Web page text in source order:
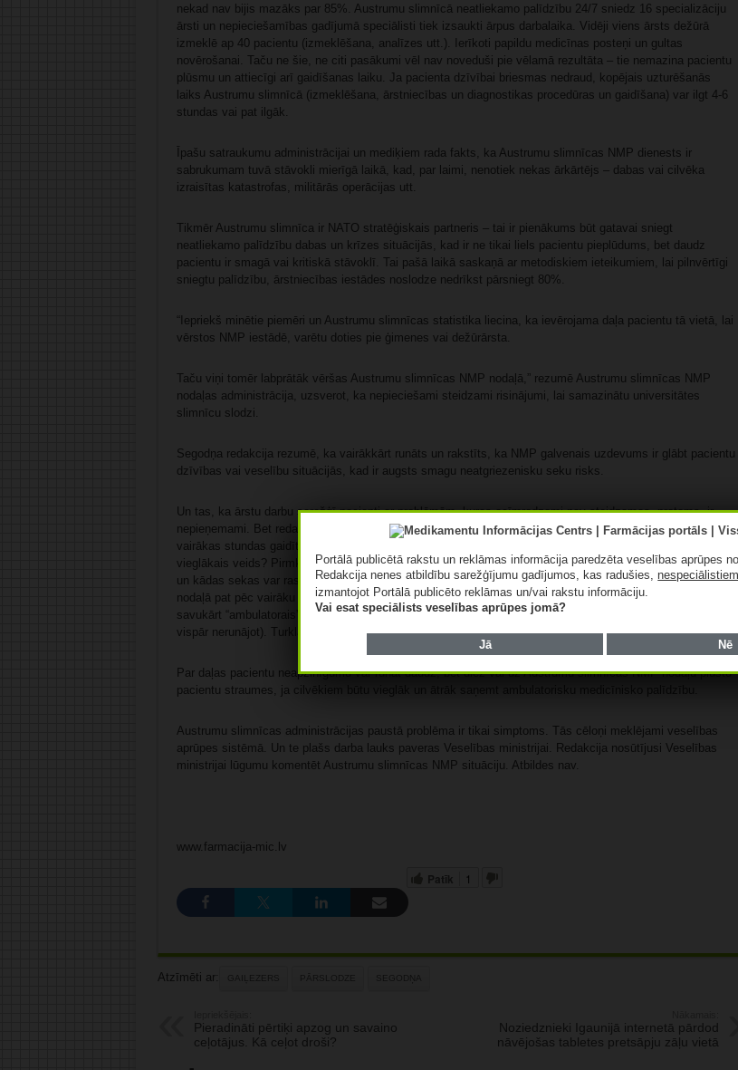
nekad nav bijis mazāks par 85%. Austrumu slimnīcā neatliekamo palīdzību 24/7 sniedz 16 specializāciju
ārsti un nepieciešamības gadījumā speciālisti tiek izsaukti ārpus darbalaika. Vidēji viens ārsts dežūrā
izmeklē ap 40 pacientu (izmeklēšana, analīzes utt.). Ierīkoti papildu medicīnas posteņi un gultas
novērošanai. Taču ne šie, ne citi pasākumi vēl nav noveduši pie vēlamā rezultāta – tie nemazina pacientu
plūsmu un attiecīgi arī gaidīšanas laiku. Ja pacienta dzīvībai briesmas nedraud, kopējais uzturēšanās
laiks Austrumu slimnīcā (izmeklēšana, ārstniecības un diagnostikas procedūras un gaidīšana) var ilgt 4-6
stundas vai pat ilgāk.
Īpašu satraukumu administrācijai un mediķiem rada fakts, ka Austrumu slimnīcas NMP dienests ir
sabrukumam tuvā stāvokli mierīgā laikā, kad, par laimi, nenotiek nekas ārkārtējs – dabas vai cilvēka
izraisītas katastrofas, militārās operācijas utt.
Tikmēr Austrumu slimnīca ir NATO stratēģiskais partneris – tai ir pienākums būt gatavai sniegt
neatliekamo palīdzību dabas un krīzes situācijās, kad ir ne tikai liels pacientu pieplūdums, bet daudz
pacientu ir smagā vai kritiskā stāvoklī. Tai pašā laikā saskaņā ar metodiskiem ieteikumiem, lai pilnvērtīgi
sniegtu palīdzību, ārstniecības iestādes noslodze nedrīkst pārsniegt 80%.
“Iepriekš minētie piemēri un Austrumu slimnīcas statistika liecina, ka ievērojama daļa pacientu tā vietā, lai
vērstos NMP iestādē, varētu doties pie ģimenes vai dežūrārsta.
Taču viņi tomēr labprātāk vēršas Austrumu slimnīcas NMP nodaļā,” rezumē Austrumu slimnīcas NMP
nodaļas administrācija, uzsverot, ka nepieciešami steidzami risinājumi, lai samazinātu universitātes
slimnīcu slodzi.
Segodņa redakcija rezumē, ka vairākkārt runāts un rakstīts, ka NMP galvenais uzdevums ir glābt pacientu
dzīvības vai veselību situācijās, kad ir augsts smagu neatgriezenisku seku risks.
Un tas, ka ārstu darbu sarežģī pacienti ar problēmām, kuras acīmredzami nav steidzamas, protams, ir
nepieņemami. Bet redakcija aicina paskatīties uz situāciju ar pacienta acīm: kāpēc viņš dod priekšroku
vairākas stundas gaidīt rindā, nevis iet vieglāku ceļu, lai atrisinātu savas problēmas? Vai tas tiešām ir
vieglākais veids? Pirmkārt, ne katrs, kurš jūtas slims, var objektīvi novērtēt, cik bīstams ir viņa stāvoklis
un kādas sekas var rasties, ja steidzami nemeklēs medicīnisko palīdzību. Un, otrkārt, nokļūstot NMP
nodaļā pat pēc vairāku stundu pavadīšanas rindā pacients galu galā saņem medicīnisko pakalpojumu –
savukārt “ambulatorais” ceļš nozīmē nedēļu, dažreiz pat mēnešus ilgu gaidīšanu (par finansiālo aspektu
vispār nerunājot). Turklāt daudzi medicīniskie pakalpojumi vietējās slimnīcās netiek sniegti.
Par daļas pacientu neapzinīgumu var runāt daudz, bet diez vai uz Austrumu slimnīcas NMP nodaļu plūstu
pacientu straumes, ja cilvēkiem būtu vieglāk un ātrāk saņemt ambulatorisku medicīnisko palīdzību.
Austrumu slimnīcas administrācijas paustā problēma ir tikai simptoms. Tās cēloņi meklējami veselības
aprūpes sistēmā. Un te plašs darba lauks paveras Veselības ministrijai. Redakcija nosūtījusi Veselības
ministrijai lūgumu komentēt Austrumu slimnīcas NMP situāciju. Atbildes nav.
www.farmacija-mic.lv
Patīk 1
Atzīmēti ar: GAIĻEZERS PĀRSLODZE SEGODŅA
Pieradināti pērtiķi apzog un savaino
ceļotājus. Kā ceļot droši?
Noziedznieki Igaunijā internetā pārdod
nāvējošas tabletes pretsāpju zāļu vietā
Portālā publicētā rakstu un reklāmas informācija paredzēta veselības aprūpes
Redakcija nenes atbildību sarežģījumu gadījumos, kas radušies,nespeciālistiem
izmantojot Portālā publicēto reklāmas un/vai rakstu informāciju.
Vai esat speciālists veselības aprūpes jomā?
Jā Nē